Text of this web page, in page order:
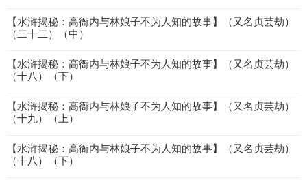
【水浒揭秘：高衙内与林娘子不为人知的故事】（又名贞芸劫）
（二十二）（中）
【水浒揭秘：高衙内与林娘子不为人知的故事】（又名贞芸劫）
（十八）（下）
【水浒揭秘：高衙内与林娘子不为人知的故事】（又名贞芸劫）
（十九）（上）
【水浒揭秘：高衙内与林娘子不为人知的故事】（又名贞芸劫）
（十八）（下）